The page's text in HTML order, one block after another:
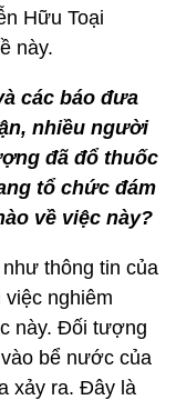
Hữu Toại
này.
các báo đưa
nhiều người
đã đổ thuốc
tổ chức đám
về việc này?
thông tin của
việc nghiêm
này. Đối tượng
bể nước của
xảy ra. Đây là